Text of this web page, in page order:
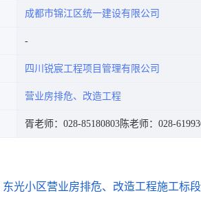
成都市锦江区统一建设有限公司
四川锐宸工程项目管理有限公司
营业房排危、改造工程
胥老师：028-85180803陈老师：028-
东光小区营业房排危、改造工程施工标